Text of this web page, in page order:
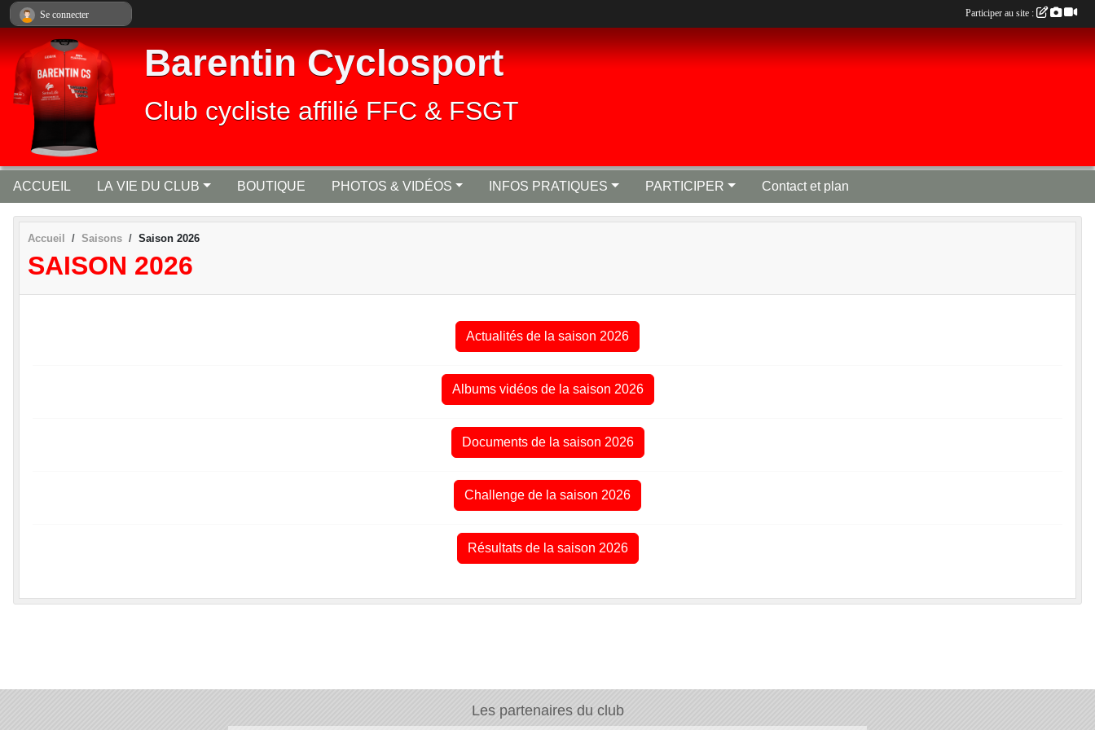
Barentin Cyclosport
Club cycliste affilié FFC & FSGT
ACCUEIL LA VIE DU CLUB BOUTIQUE PHOTOS & VIDÉOS INFOS PRATIQUES PARTICIPER Contact et plan
Accueil Saisons Saison 2026
SAISON 2026
Actualités de la saison 2026
Albums vidéos de la saison 2026
Documents de la saison 2026
Challenge de la saison 2026
Résultats de la saison 2026
Les partenaires du club
Se connecter Participer au site :
Panneau de gestion des cookies